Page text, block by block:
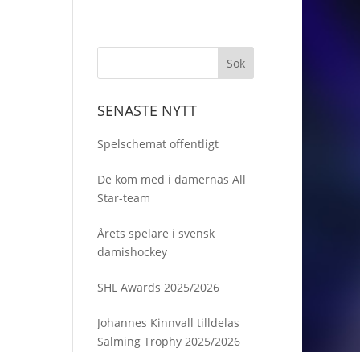
SENASTE NYTT
Spelschemat offentligt
De kom med i damernas All
Star-team
Årets spelare i svensk
damishockey
SHL Awards 2025/2026
Johannes Kinnvall tilldelas
Salming Trophy 2025/2026